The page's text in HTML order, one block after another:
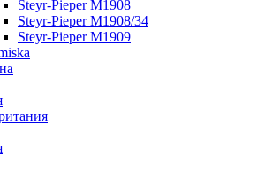
Steyr-Pieper M1908
Steyr-Pieper M1908/34
Steyr-Pieper M1909